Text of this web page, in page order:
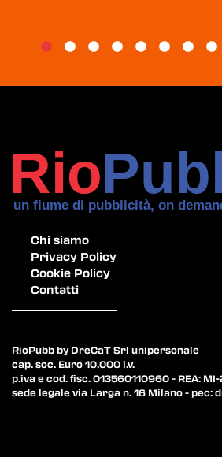
Chi siamo
Privacy Policy
Cookie Policy
Contatti
RioPubb by DreCaT Srl unipersonale
cap. soc. Euro 10.000 i.v.
p.iva e cod. fisc. 013560110960 - REA:
sede legale via Larga n. 16 Milano - pec: